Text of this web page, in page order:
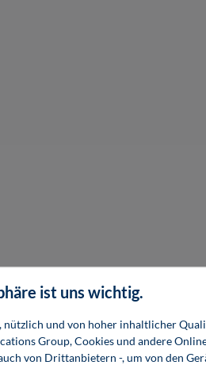
ist uns wichtig.
nützlich und von hoher inhaltlicher
Group, Cookies und andere
von Drittanbietern -, um von den